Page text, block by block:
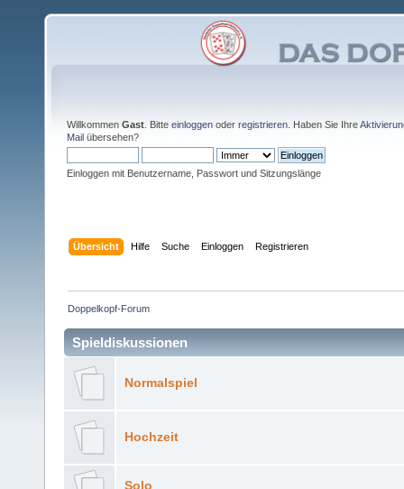
Willkommen Gast . Bitte einloggen oder registrieren . Haben Sie Ihre
Mail übersehen?
Einloggen mit Benutzername, Passwort und Sitzungslänge
Übersicht Hilfe Suche Einloggen Registrieren
Doppelkopf-Forum
Spieldiskussionen
Normalspiel
Hochzeit
Solo